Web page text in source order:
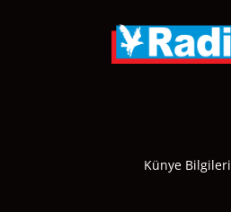
Künye Bilgileri